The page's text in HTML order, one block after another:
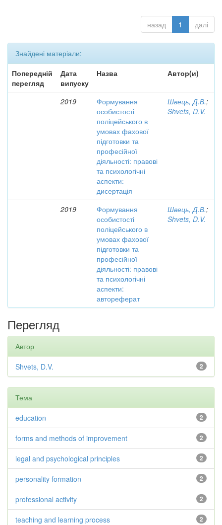
назад 1 далі
Знайдені матеріали:
Попередній
перегляд
Дата
випуску
Назва Автор(и)
2019
Формування
особистості
поліцейського в
умовах фахової
підготовки та
професійної
діяльності: правові
та психологічні
аспекти:
дисертація
Швець, Д.В.;
Shvets, D.V.
2019
Формування
особистості
поліцейського в
умовах фахової
підготовки та
професійної
діяльності: правові
та психологічні
аспекти:
автореферат
Швець, Д.В.;
Shvets, D.V.
Перегляд
Автор
2
Shvets, D.V.
Тема
2
education
2
forms and methods of improvement
2
legal and psychological principles
2
personality formation
2
professional activity
2
teaching and learning process